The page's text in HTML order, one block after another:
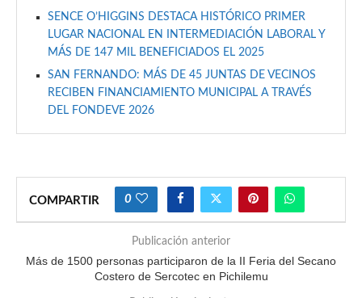
SENCE O’HIGGINS DESTACA HISTÓRICO PRIMER
LUGAR NACIONAL EN INTERMEDIACIÓN LABORAL Y
MÁS DE 147 MIL BENEFICIADOS EL 2025
SAN FERNANDO: MÁS DE 45 JUNTAS DE VECINOS
RECIBEN FINANCIAMIENTO MUNICIPAL A TRAVÉS
DEL FONDEVE 2026
COMPARTIR 0
Publicación anterior
Más de 1500 personas participaron de la II Feria del Secano
Costero de Sercotec en Pichilemu